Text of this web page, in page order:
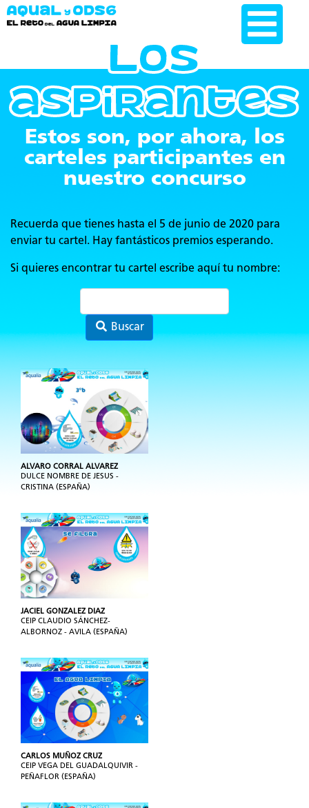
Los
aspirantes
Estos son, por ahora, los
carteles participantes en
nuestro concurso
Recuerda que tienes hasta el 5 de junio de 2020 para
enviar tu cartel. Hay fantásticos premios esperando.
Si quieres encontrar tu cartel escribe aquí tu nombre:
Buscar
ALVARO CORRAL ALVAREZ
DULCE NOMBRE DE JESUS -
CRISTINA (ESPAÑA)
JACIEL GONZALEZ DIAZ
CEIP CLAUDIO SÁNCHEZ-
ALBORNOZ - AVILA (ESPAÑA)
CARLOS MUÑOZ CRUZ
CEIP VEGA DEL GUADALQUIVIR -
PEÑAFLOR (ESPAÑA)